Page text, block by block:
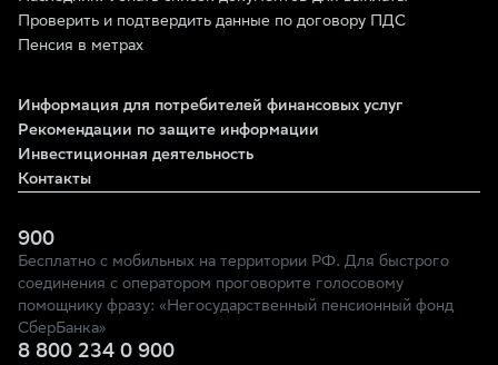
Проверить и подтвердить данные по договору ПДС
Пенсия в метрах
Информация для потребителей финансовых услуг
Рекомендации по защите информации
Инвестиционная деятельность
Контакты
900
Бесплатно с мобильных на территории РФ. Для быстрого
соединения с оператором проговорите голосовому
помощнику фразу: «Негосударственный пенсионный фонд
СберБанка»
8 800 234 0 900